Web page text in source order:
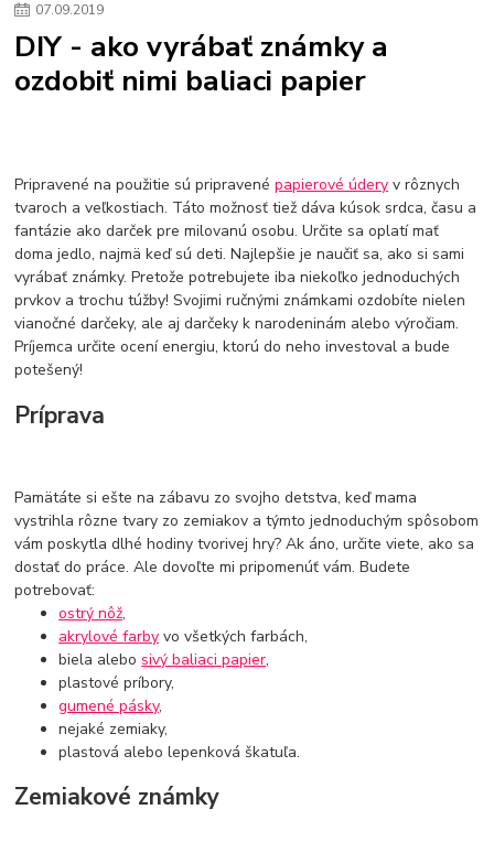
kuchynské drezy sety
kúpelňové batérie
vodovodné batérie do kúpelne kuchynske
bidetové batérie
vaňové batérie
sprchové batérie
vodovodné batérie do steny
Zápustné umývadlá
sprchový záves
vodovodná batéria
čierna kúpelňová batéria
vaňa retro
voľne stojaca vaňa
retro kúpeľne
Nákup tovaru pre firmy bez DPH
Bez DPH
Ako znížiť náklady
Ako znížiť náklady na firmu
szco nakup bez dph
szco nakup bez dph nakupovanie na firmu bez dph
nákup bez dph v eu ň
07.09.2019
DIY - ako vyrábať známky a
ozdobiť nimi baliaci papier
Pripravené na použitie sú pripravenépapierové údery v rôznych
tvaroch a veľkostiach. Táto možnosť tiež dáva kúsok srdca, času a
fantázie ako darček pre milovanú osobu. Určite sa oplatí mať
doma jedlo, najmä keď sú deti. Najlepšie je naučiť sa, ako si sami
vyrábať známky. Pretože potrebujete iba niekoľko jednoduchých
prvkov a trochu túžby! Svojimi ručnými známkami ozdobíte nielen
vianočné darčeky, ale aj darčeky k narodeninám alebo výročiam.
Príjemca určite ocení energiu, ktorú do neho investoval a bude
potešený!
Príprava
Pamätáte si ešte na zábavu zo svojho detstva, keď mama
vystrihla rôzne tvary zo zemiakov a týmto jednoduchým spôsobom
vám poskytla dlhé hodiny tvorivej hry? Ak áno, určite viete, ako sa
dostať do práce. Ale dovoľte mi pripomenúť vám. Budete
potrebovať:
ostrý nôž,
akrylové farby vo všetkých farbách,
biela alebosivý baliaci papier,
plastové príbory,
gumené pásky,
nejaké zemiaky,
plastová alebo lepenková škatuľa.
Zemiakové známky